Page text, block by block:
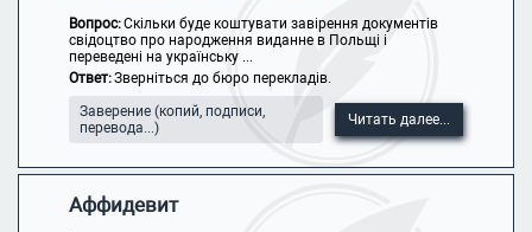
Вопрос:Скільки буде коштувати завірення документів
свідоцтво про народження виданне в Польщі і
переведені на українську ...
Ответ:Зверніться до бюро перекладів.
Заверение (копий, подписи,
перевода...)
Читать далее...
Аффидевит